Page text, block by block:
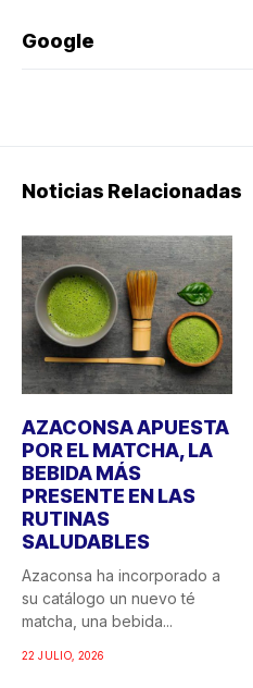
Google
Noticias Relacionadas
AZACONSA APUESTA
POR EL MATCHA, LA
BEBIDA MÁS
PRESENTE EN LAS
RUTINAS
SALUDABLES
Azaconsa ha incorporado a
su catálogo un nuevo té
matcha, una bebida...
22 JULIO, 2026